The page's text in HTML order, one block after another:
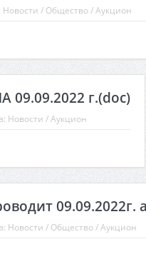
Новости / Общество/Аукцион
г.(doc)
в: Новости /Аукцион
09.09.2022г.
в: Новости / Общество/Аукцион